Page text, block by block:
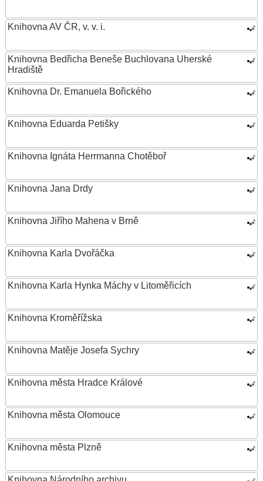
Knihovna AV ČR, v. v. i.
Knihovna Bedřicha Beneše Buchlovana Uherské
Hradiště
Knihovna Dr. Emanuela Bořického
Knihovna Eduarda Petišky
Knihovna Ignáta Herrmanna Chotěboř
Knihovna Jana Drdy
Knihovna Jiřího Mahena v Brně
Knihovna Karla Dvořáčka
Knihovna Karla Hynka Máchy v Litoměřicích
Knihovna Kroměřížska
Knihovna Matěje Josefa Sychry
Knihovna města Hradce Králové
Knihovna města Olomouce
Knihovna města Plzně